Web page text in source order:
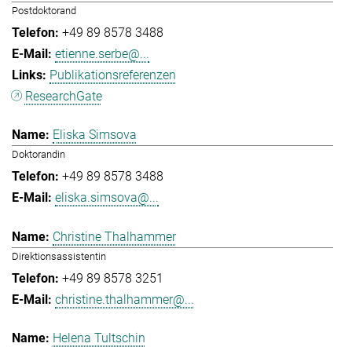
Postdoktorand
+49 89 8578 3488
etienne.serbe@...
Publikationsreferenzen
ResearchGate
Eliska Simsova
Doktorandin
+49 89 8578 3488
eliska.simsova@...
Christine Thalhammer
Direktionsassistentin
+49 89 8578 3251
christine.thalhammer@...
Helena Tultschin